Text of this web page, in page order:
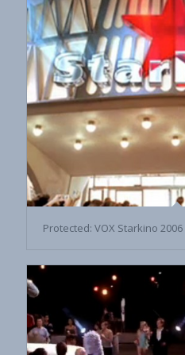
Protected: VOX Starkino 2006